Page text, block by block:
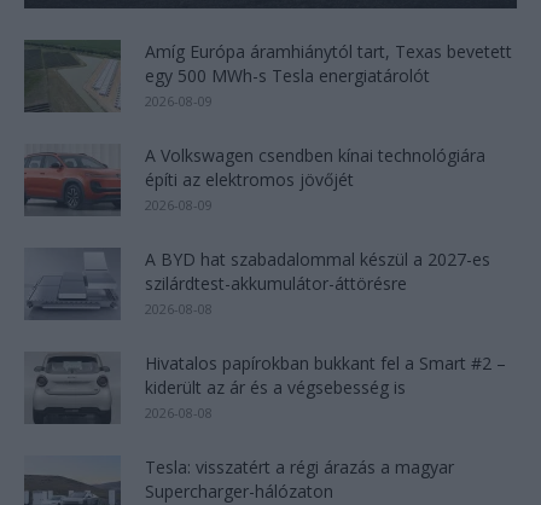
Amíg Európa áramhiánytól tart, Texas bevetett
egy 500 MWh-s Tesla energiatárolót
2026-08-09
A Volkswagen csendben kínai technológiára
építi az elektromos jövőjét
2026-08-09
A BYD hat szabadalommal készül a 2027-es
szilárdtest-akkumulátor-áttörésre
2026-08-08
Hivatalos papírokban bukkant fel a Smart #2 –
kiderült az ár és a végsebesség is
2026-08-08
Tesla: visszatért a régi árazás a magyar
Supercharger-hálózaton